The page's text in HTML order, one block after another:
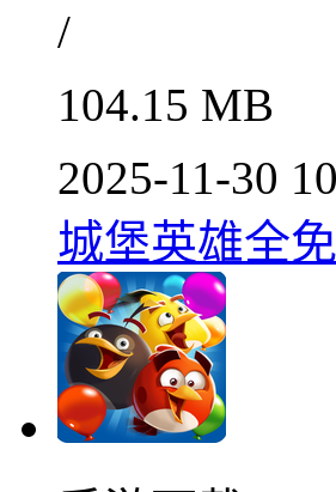
/
104.15 MB
2025-11-30
城堡英雄全